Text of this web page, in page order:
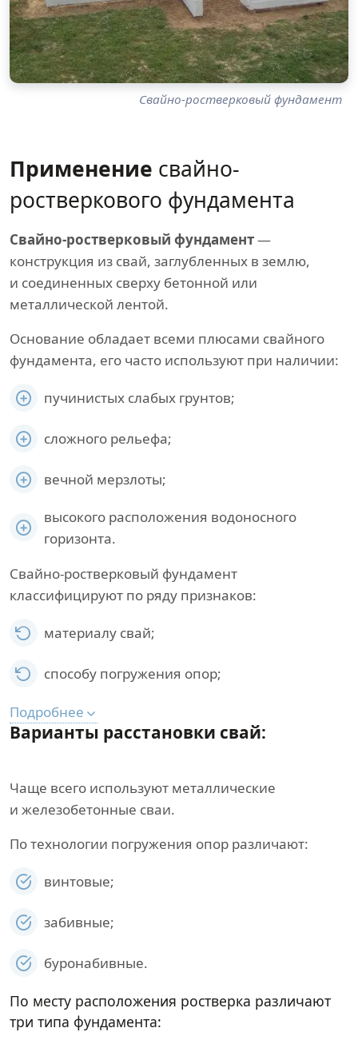
Свайно-ростверковый фундамент
Применение свайно-
ростверкового фундамента
Свайно-ростверковый фундамент—
конструкция из свай, заглубленных в землю,
и соединенных сверху бетонной или
металлической лентой.
Основание обладает всеми плюсами свайного
фундамента, его часто используют при наличии:
пучинистых слабых грунтов;
сложного рельефа;
вечной мерзлоты;
высокого расположения водоносного
горизонта.
Свайно-ростверковый фундамент
классифицируют по ряду признаков:
материалу свай;
способу погружения опор;
Подробнее
Варианты расстановки свай:
Чаще всего используют металлические
и железобетонные сваи.
По технологии погружения опор различают:
винтовые;
забивные;
буронабивные.
По месту расположения ростверка различают
три типа фундамента: